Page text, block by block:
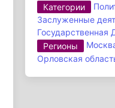
Категории
Заслуженные
Государственная
Регионы
Орловская